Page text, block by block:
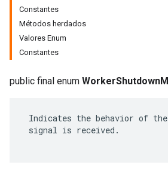
Constantes
Métodos herdados
Valores Enum
Constantes
public final enum
Indicates the behavior of
signal is received.